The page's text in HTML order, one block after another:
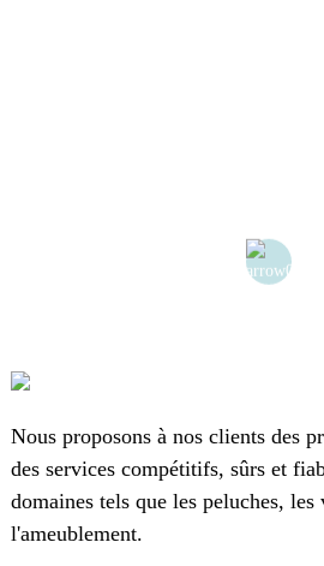
Nous proposons à nos clients des
des services compétitifs, sûrs et
domaines tels que les peluches, les
l'ameublement.